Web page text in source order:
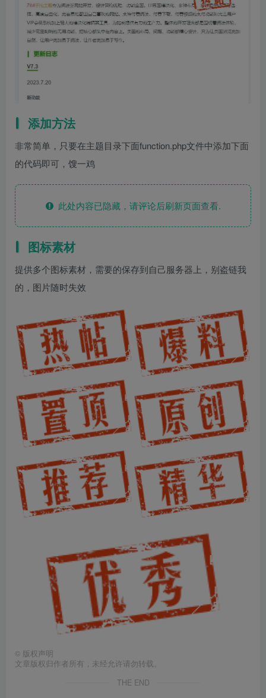
添加方法
非常简单，只要在主题目录下面function.php文件中添加下面
的代码即可，馊一鸡
此处内容已隐藏，请评论后刷新页面查看.
图标素材
提供多个图标素材，需要的保存到自己服务器上，别盗链我
的，图片随时失效
© 版权声明
文章版权归作者所有，未经允许请勿转载。
THE END